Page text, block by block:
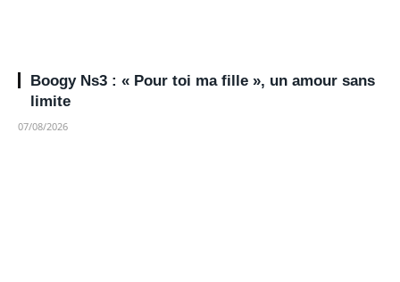
Boogy Ns3 : « Pour toi ma fille », un amour sans
limite
07/08/2026